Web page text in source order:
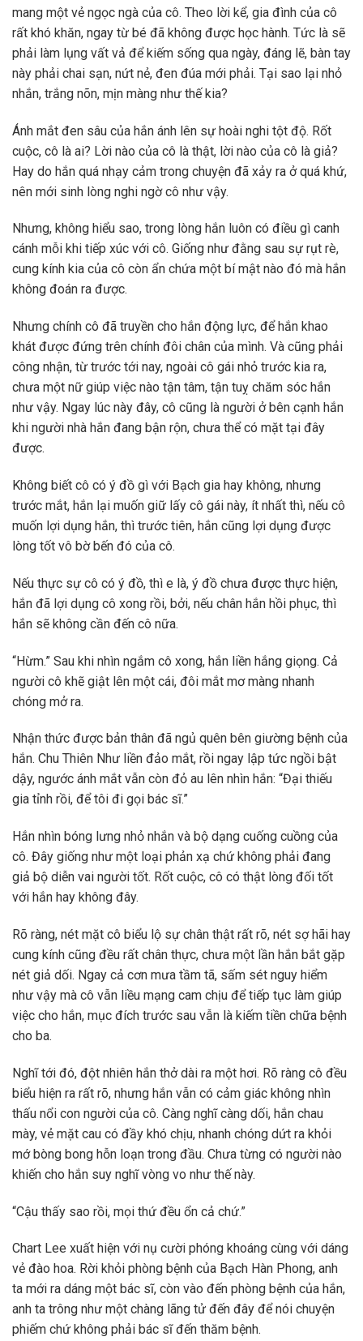
mang một vẻ ngọc ngà của cô. Theo lời kể, gia đình của cô
rất khó khăn, ngay từ bé đã không được học hành. Tức là sẽ
phải làm lụng vất vả để kiếm sống qua ngày, đáng lẽ, bàn tay
này phải chai sạn, nứt nẻ, đen đúa mới phải. Tại sao lại nhỏ
nhắn, trắng nõn, mịn màng như thế kia?
Ánh mắt đen sâu của hắn ánh lên sự hoài nghi tột độ. Rốt
cuộc, cô là ai? Lời nào của cô là thật, lời nào của cô là giả?
Hay do hắn quá nhạy cảm trong chuyện đã xảy ra ở quá khứ,
nên mới sinh lòng nghi ngờ cô như vậy.
Nhưng, không hiểu sao, trong lòng hắn luôn có điều gì canh
cánh mỗi khi tiếp xúc với cô. Giống như đằng sau sự rụt rè,
cung kính kia của cô còn ẩn chứa một bí mật nào đó mà hắn
không đoán ra được.
Nhưng chính cô đã truyền cho hắn động lực, để hắn khao
khát được đứng trên chính đôi chân của mình. Và cũng phải
công nhận, từ trước tới nay, ngoài cô gái nhỏ trước kia ra,
chưa một nữ giúp việc nào tận tâm, tận tuỵ chăm sóc hắn
như vậy. Ngay lúc này đây, cô cũng là người ở bên cạnh hắn
khi người nhà hắn đang bận rộn, chưa thể có mặt tại đây
được.
Không biết cô có ý đồ gì với Bạch gia hay không, nhưng
trước mắt, hắn lại muốn giữ lấy cô gái này, ít nhất thì, nếu cô
muốn lợi dụng hắn, thì trước tiên, hắn cũng lợi dụng được
lòng tốt vô bờ bến đó của cô.
Nếu thực sự cô có ý đồ, thì e là, ý đồ chưa được thực hiện,
hắn đã lợi dụng cô xong rồi, bởi, nếu chân hắn hồi phục, thì
hắn sẽ không cần đến cô nữa.
“Hừm.” Sau khi nhìn ngắm cô xong, hắn liền hắng giọng. Cả
người cô khẽ giật lên một cái, đôi mắt mơ màng nhanh
chóng mở ra.
Nhận thức được bản thân đã ngủ quên bên giường bệnh của
hắn. Chu Thiên Như liền đảo mắt, rồi ngay lập tức ngồi bật
dậy, ngước ánh mắt vẫn còn đỏ au lên nhìn hắn: “Đại thiếu
gia tỉnh rồi, để tôi đi gọi bác sĩ.”
Hắn nhìn bóng lưng nhỏ nhắn và bộ dạng cuống cuồng của
cô. Đây giống như một loại phản xạ chứ không phải đang
giả bộ diễn vai người tốt. Rốt cuộc, cô có thật lòng đối tốt
với hắn hay không đây.
Rõ ràng, nét mặt cô biểu lộ sự chân thật rất rõ, nét sợ hãi hay
cung kính cũng đều rất chân thực, chưa một lần hắn bắt gặp
nét giả dối. Ngay cả cơn mưa tầm tã, sấm sét nguy hiểm
như vậy mà cô vẫn liều mạng cam chịu để tiếp tục làm giúp
việc cho hắn, mục đích trước sau vẫn là kiếm tiền chữa bệnh
cho ba.
Nghĩ tới đó, đột nhiên hắn thở dài ra một hơi. Rõ ràng cô đều
biểu hiện ra rất rõ, nhưng hắn vẫn có cảm giác không nhìn
thấu nổi con người của cô. Càng nghĩ càng dối, hắn chau
mày, vẻ mặt cau có đầy khó chịu, nhanh chóng dứt ra khỏi
mớ bòng bong hỗn loạn trong đầu. Chưa từng có người nào
khiến cho hắn suy nghĩ vòng vo như thế này.
“Cậu thấy sao rồi, mọi thứ đều ổn cả chứ.”
Chart Lee xuất hiện với nụ cười phóng khoáng cùng với dáng
vẻ đào hoa. Rời khỏi phòng bệnh của Bạch Hàn Phong, anh
ta mới ra dáng một bác sĩ, còn vào đến phòng bệnh của hắn,
anh ta trông như một chàng lãng tử đến đây để nói chuyện
phiếm chứ không phải bác sĩ đến thăm bệnh.